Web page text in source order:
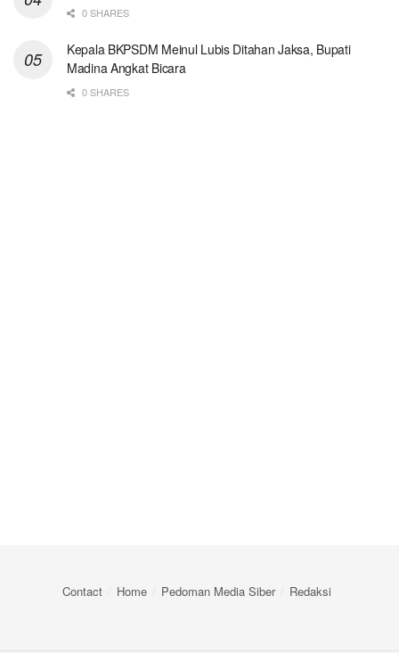
0 SHARES
Kepala BKPSDM Meinul Lubis Ditahan Jaksa, Bupati
Madina Angkat Bicara
0 SHARES
Contact Home Pedoman Media Siber Redaksi